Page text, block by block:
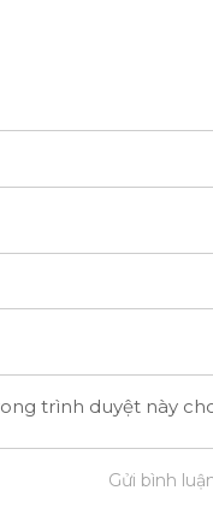
trình duyệt này